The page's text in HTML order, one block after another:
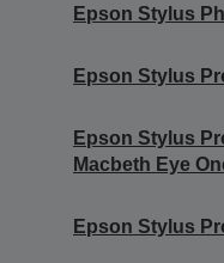
Epson Stylus
Epson Stylus
Epson Stylus
Macbeth Eye
Epson Stylus